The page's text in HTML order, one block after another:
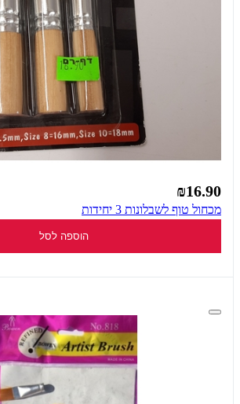
₪16.90
מכחול טוף לשבלונות 3 יחידות
הוספה לסל